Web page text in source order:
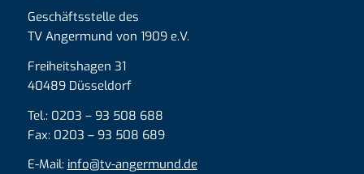
Geschäftsstelle des
TV Angermund von 1909 e.V.
Freiheitshagen 31
40489 Düsseldorf
Tel.: 0203 – 93 508 688
Fax: 0203 – 93 508 689
E-Mail: info@tv-angermund.de